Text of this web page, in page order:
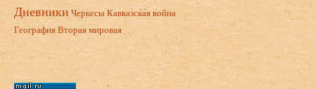
Дневники ЧеркесыКавказская война
ГеографияВторая мировая